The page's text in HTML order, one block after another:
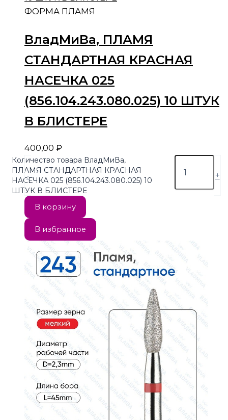
ФОРМА ПЛАМЯ
ВладМиВа, ПЛАМЯ
СТАНДАРТНАЯ КРАСНАЯ
НАСЕЧКА 025
(856.104.243.080.025) 10 ШТУК
В БЛИСТЕРЕ
400,00 ₽
-
Количество товара ВладМиВа,
ПЛАМЯ СТАНДАРТНАЯ КРАСНАЯ
НАСЕЧКА 025 (856.104.243.080.025) 10
ШТУК В БЛИСТЕРЕ
+
В корзину
В избранное